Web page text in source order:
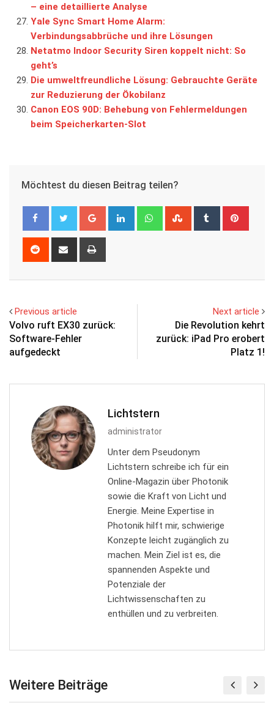
– eine detaillierte Analyse
Yale Sync Smart Home Alarm:
Verbindungsabbrüche und ihre Lösungen
Netatmo Indoor Security Siren koppelt nicht: So
geht’s
Die umweltfreundliche Lösung: Gebrauchte Geräte
zur Reduzierung der Ökobilanz
Canon EOS 90D: Behebung von Fehlermeldungen
beim Speicherkarten-Slot
Möchtest du diesen Beitrag teilen?
Google+ LinkedIn WhatsappStumbleUpon
Tumblr
Reddit
Share
Previous article
Volvo ruft EX30 zurück:
Software-Fehler
aufgedeckt
Next article
Die Revolution kehrt
zurück: iPad Pro erobert
Platz 1!
Lichtstern
administrator
Unter dem Pseudonym
Lichtstern schreibe ich für ein
Online-Magazin über Photonik
sowie die Kraft von Licht und
Energie. Meine Expertise in
Photonik hilft mir, schwierige
Konzepte leicht zugänglich zu
machen. Mein Ziel ist es, die
spannenden Aspekte und
Potenziale der
Lichtwissenschaften zu
enthüllen und zu verbreiten.
Weitere Beiträge